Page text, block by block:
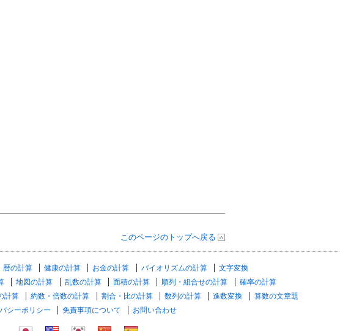
このページのトップへ戻る
暦の計算 健康の計算 お金の計算 バイオリズムの計算
文字変換
地図の計算 乱数の計算 面積の計算 順列・組合せの計算
確率の計算
計算 約数・倍数の計算 割合・比の計算 数列の計算 進数変換
算数の文章題
シーポリシー
免責事項について お問い合わせ